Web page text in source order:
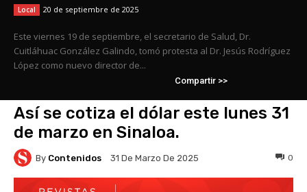
Local 20 de septiembre de 2025
Este viernes 19 de septiembre, el secretario de Salud, Dr.
Cuitláhuac González Galindo, tomó protesta al Dr. Jesús Rodríguez
López como nuevo director de...
Compartir >>